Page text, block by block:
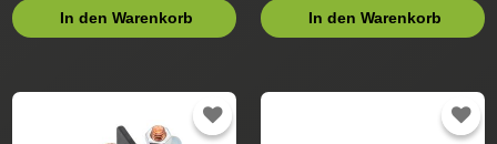
In den Warenkorb In den Warenkorb